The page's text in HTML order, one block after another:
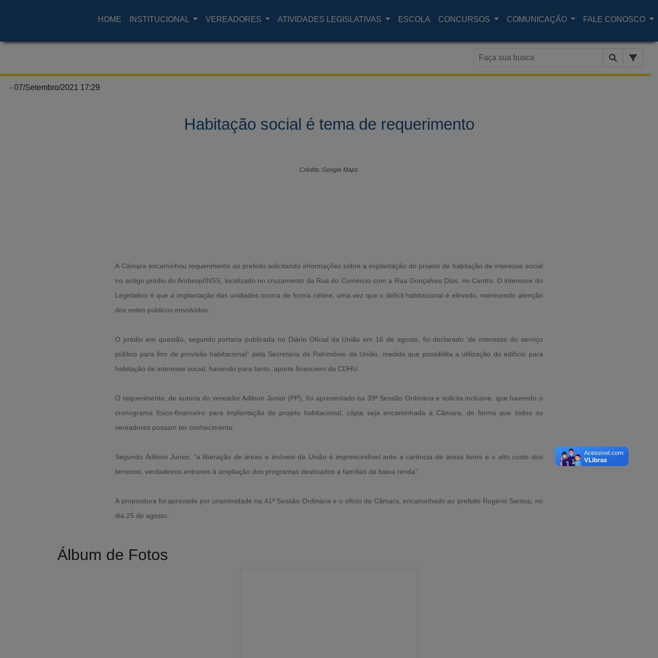
HOME INSTITUCIONAL VEREADORES ATIVIDADES LEGISLATIVAS ESCOLA CONCURSOS COMUNICAÇÃO FALE CONOSCO
- 07/Setembro/2021 17:29
Habitação social é tema de requerimento
Crédito: Google Maps
A Câmara encaminhou requerimento ao prefeito solicitando informações sobre a implantação do projeto de habitação de interesse social
no antigo prédio do Ambesp/INSS, localizado no cruzamento da Rua do Comércio com a Rua Gonçalves Dias, no Centro. O interesse do
Legislativo é que a implantação das unidades ocorra de forma célere, uma vez que o déficit habitacional é elevado, merecendo atenção
dos entes públicos envolvidos.
O prédio em questão, segundo portaria publicada no Diário Oficial da União em 16 de agosto, foi declarado ‘de interesse do serviço
público para fins de provisão habitacional” pela Secretaria de Patrimônio da União, medida que possibilita a utilização do edifício para
habitação de interesse social, havendo para tanto, aporte financeiro da CDHU.
O requerimento, de autoria do vereador Adilson Junior (PP), foi apresentado na 39ª Sessão Ordinária e solicita inclusive, que havendo o
cronograma físico-financeiro para implantação do projeto habitacional, cópia seja encaminhada à Câmara, de forma que todos os
vereadores possam ter conhecimento.
Segundo Adilson Junior, “a liberação de áreas e imóveis da União é imprescindível ante a carência de áreas livres e o alto custo dos
terrenos, verdadeiros entraves à ampliação dos programas destinados a famílias de baixa renda”.
A propositura foi aprovada por unanimidade na 41ª Sessão Ordinária e o ofício da Câmara, encaminhado ao prefeito Rogério Santos, no
dia 25 de agosto.
Álbum de Fotos